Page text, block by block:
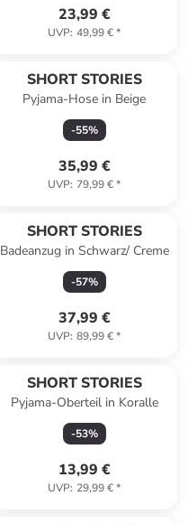
23,99 €
UVP: 49,99 €*
SHORT STORIES
Pyjama-Hose in Beige
-55%
35,99 €
UVP: 79,99 €*
SHORT STORIES
Badeanzug in Schwarz/ Creme
-57%
37,99 €
UVP: 89,99 €*
SHORT STORIES
Pyjama-Oberteil in Koralle
-53%
13,99 €
UVP: 29,99 €*